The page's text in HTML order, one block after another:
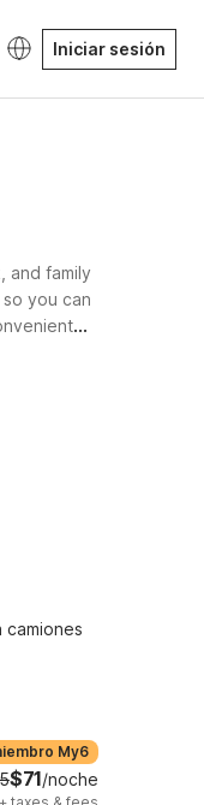
Iniciar sesión
and family
you can
camiones
My6
$71/noche